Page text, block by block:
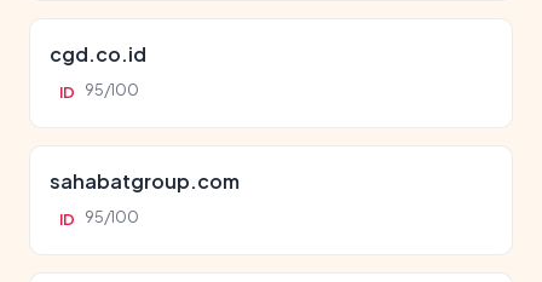
cgd.co.id
ID 95/100
sahabatgroup.com
ID 95/100